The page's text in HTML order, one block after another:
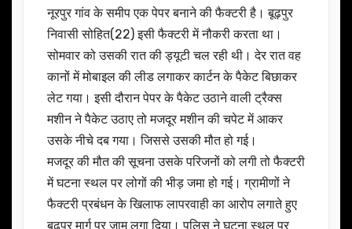
नूरपुर गांव के समीप एक पेपर बनाने की फैक्टरी है। बूढ़पुर
निवासी सोहित(22) इसी फैक्टरी में नौकरी करता था।
सोमवार को उसकी रात की ड्यूटी चल रही थी। देर रात वह
कानों में मोबाइल की लीड लगाकर कार्टन के पैकेट बिछाकर
लेट गया। इसी दौरान पेपर के पैकेट उठाने वाली ट्रैक्स
मशीन ने पैकेट उठाए तो मजदूर मशीन की चपेट में आकर
उसके नीचे दब गया। जिससे उसकी मौत हो गई।
मजदूर की मौत की सूचना उसके परिजनों को लगी तो फैक्टरी
में घटना स्थल पर लोगों की भीड़ जमा हो गई। ग्रामीणों ने
फैक्टरी प्रबंधन के खिलाफ लापरवाही का आरोप लगाते हुए
बूढ़पुर मार्ग पर जाम लगा दिया। पुलिस ने घटना स्थल पर